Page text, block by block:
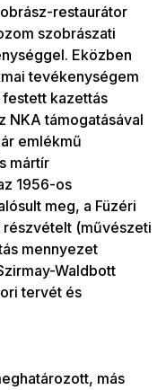
restaurátor
szobrászati
Eközben
tevékenységem
kazettás
NKA támogatásával
emlékmű
mártír
1956-os
meg, a Füzéri
(művészeti
mennyezet
Waldbott
tervét és
más